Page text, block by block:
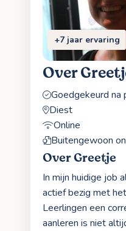
+7 jaar ervaring
Over
Goedgekeurd na
Diest
Online
Buitengewoon
Over Greetje
In mijn huidige job
actief bezig met
Leerlingen een
aanleren is niet